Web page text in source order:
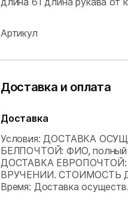
Артикул
Доставка и оплата
Доставка
Условия: ДОСТАВКА
БЕЛПОЧТОЙ: ФИО, полный
ДОСТАВКА ЕВРОПОЧТОЙ:
ВРУЧЕНИИ. СТОИМОСТЬ
Время: Доставка